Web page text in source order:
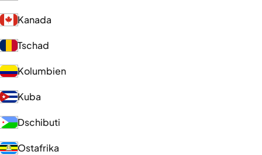
Kanada
Tschad
Kolumbien
Kuba
Dschibuti
Ostafrika